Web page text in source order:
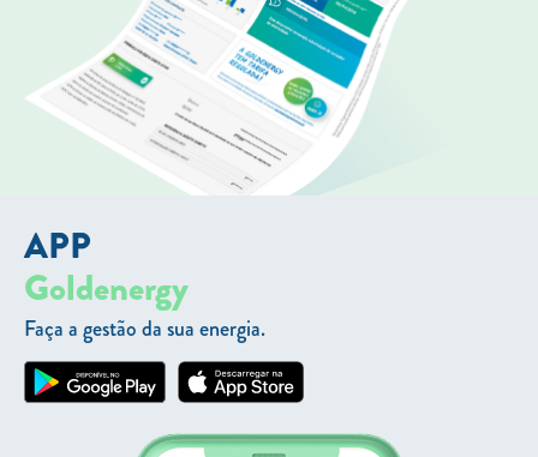
APP
Goldenergy
Faça a gestão da sua energia.